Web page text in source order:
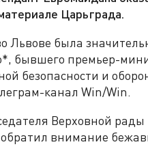
Царьграда.
Львове была
бывшего премьер-
безопасности и
канал Win/Win.
Верховной
внимание